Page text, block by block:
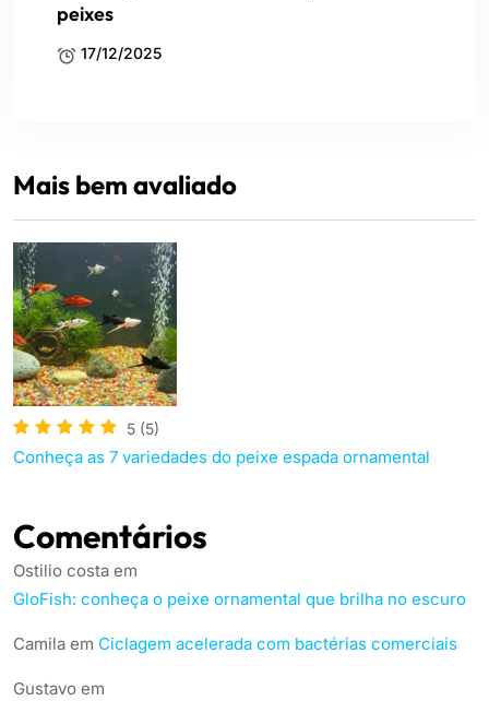
peixes
17/12/2025
Mais bem avaliado
5 (5)
Conheça as 7 variedades do peixe espada ornamental
Comentários
Ostilio costa em
GloFish: conheça o peixe ornamental que brilha no escuro
Camila em Ciclagem acelerada com bactérias comerciais
Gustavo em